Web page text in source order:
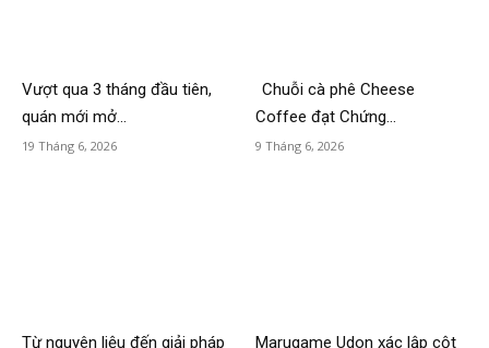
Vượt qua 3 tháng đầu tiên,
quán mới mở...
19 Tháng 6, 2026
Chuỗi cà phê Cheese
Coffee đạt Chứng...
9 Tháng 6, 2026
Từ nguyên liệu đến giải pháp
Marugame Udon xác lập cột